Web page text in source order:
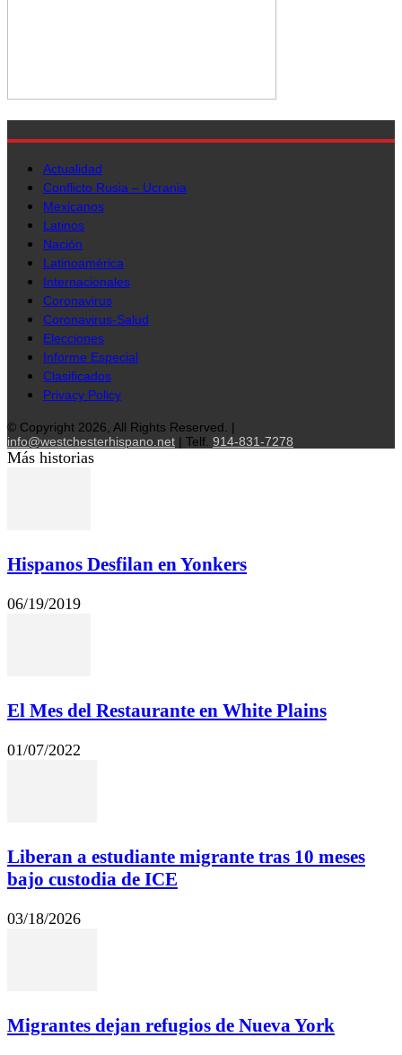
Actualidad
Conflicto Rusia – Ucrania
Mexicanos
Latinos
Nación
Latinoamérica
Internacionales
Coronavirus
Coronavirus-Salud
Elecciones
Informe Especial
Clasificados
Privacy Policy
© Copyright 2026, All Rights Reserved. |
info@westchesterhispano.net | Telf. 914-831-7278
Más historias
Hispanos Desfilan en Yonkers
06/19/2019
El Mes del Restaurante en White Plains
01/07/2022
Liberan a estudiante migrante tras 10 meses
bajo custodia de ICE
03/18/2026
Migrantes dejan refugios de Nueva York